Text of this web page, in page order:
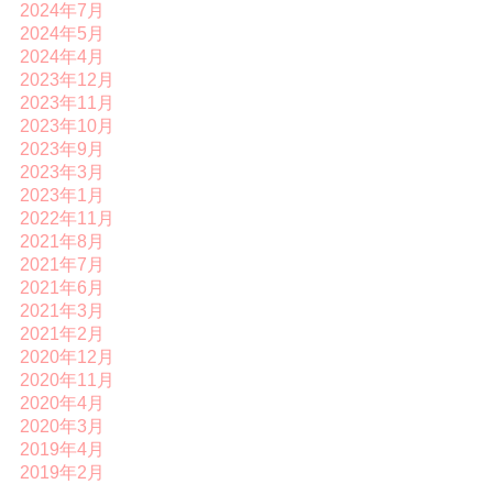
2024年7月
2024年5月
2024年4月
2023年12月
2023年11月
2023年10月
2023年9月
2023年3月
2023年1月
2022年11月
2021年8月
2021年7月
2021年6月
2021年3月
2021年2月
2020年12月
2020年11月
2020年4月
2020年3月
2019年4月
2019年2月